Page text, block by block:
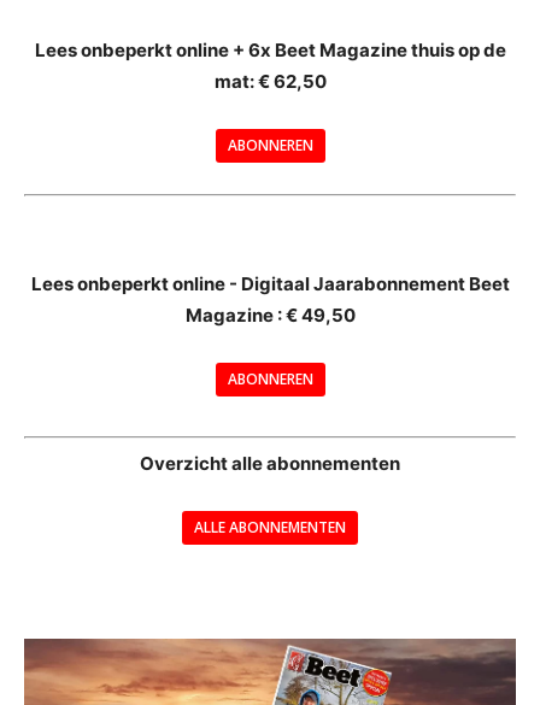
Lees onbeperkt online + 6x Beet Magazine thuis op de
mat: € 62,50
ABONNEREN
Lees onbeperkt online - Digitaal Jaarabonnement Beet
Magazine : € 49,50
ABONNEREN
Overzicht alle abonnementen
ALLE ABONNEMENTEN